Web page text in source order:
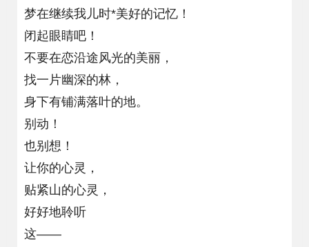
梦在继续我儿时*美好的记忆！
闭起眼睛吧！
不要在恋沿途风光的美丽，
找一片幽深的林，
身下有铺满落叶的地。
别动！
也别想！
让你的心灵，
贴紧山的心灵，
好好地聆听
这——